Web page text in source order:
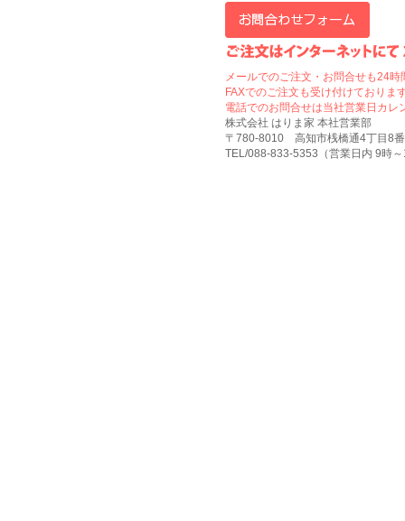
メールでのご注文・お問合せも24
FAXでのご注文も受け付けておりま
電話でのお問合せは当社営業日カレ
株式会社 はりま家 本社営業部
〒780-8010 高知市桟橋通4丁目8
TEL/088-833-5353（営業日内 9時